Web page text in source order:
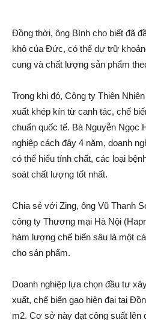
Đồng thời, ông Bình cho biết đã
khô của Đức, có thể dự trữ
cung và chất lượng sản phẩm
Trong khi đó, Công ty Thiên
xuất khép kí‌n từ canh tác, chế
chuẩn quốc tế. Bà Nguyễn
nghiệp cách đây 4 năm, doanh
có thể hiểu tính chất, các loại
soát chất lượng tốt nhất.
Chia sẻ với Zing, ông Vũ Thanh
công ty Thương mại Hà Nội
hàm lượng chế biến sâu là một
cho sản phẩm.
Doanh nghiệp lựa chọn đầu tư
xuất, chế biến gạo hiện đại tại
m2. Cơ sở này đạt công suất lên